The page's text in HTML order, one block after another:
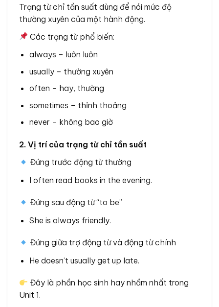
Trạng từ chỉ tần suất dùng để nói mức độ
thường xuyên của một hành động.
Các trạng từ phổ biến:
always – luôn luôn
usually – thường xuyên
often – hay, thường
sometimes – thỉnh thoảng
never – không bao giờ
2. Vị trí của trạng từ chỉ tần suất
Đứng trước động từ thường
I often read books in the evening.
Đứng sau động từ “to be”
She is always friendly.
Đứng giữa trợ động từ và động từ chính
He doesn’t usually get up late.
Đây là phần học sinh hay nhầm nhất trong
Unit 1.